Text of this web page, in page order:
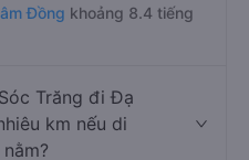
Đồng khoảng 8.4 tiếng
Trăng đi Đạ
km nếu di